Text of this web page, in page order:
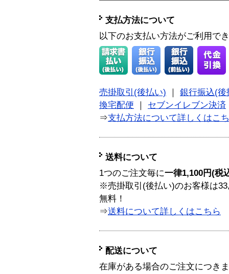
支払方法について
以下のお支払い方法がご利用で
売掛取引(後払い)
銀行振込(後
換宅配便
セブンイレブン決済
⇒支払方法について詳しくはこ
送料について
1つのご注文毎に一律1,100円(税
※売掛取引(後払い)のお客様は
無料！
⇒送料について詳しくはこちら
配送について
在庫がある場合のご注文につき